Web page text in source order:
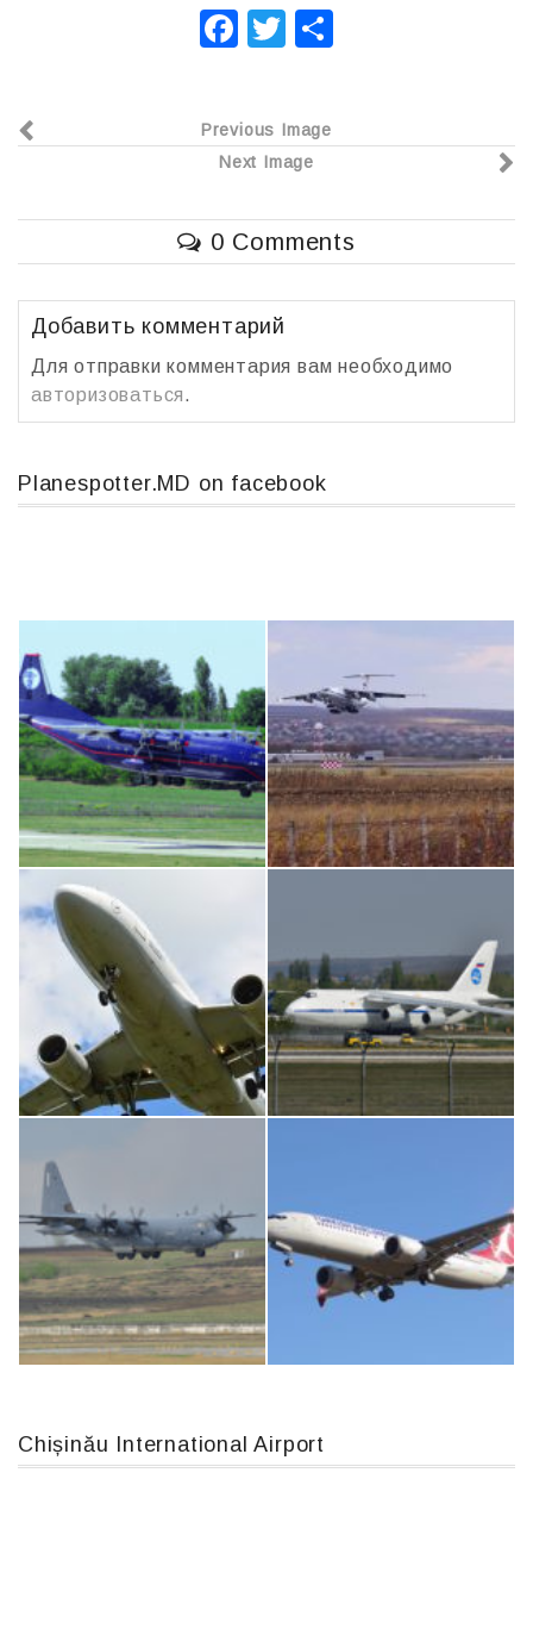
F
e
b
o
o
k
T
er р
в
и
т
Previous Image
Next Image
0 Comments
Добавить комментарий
Для отправки комментария вам необходимо
авторизоваться.
Planespotter.MD on facebook
An12, UR-CGV
Airbus A319-114 D-AILN, Lufthansa, Франкфурт-Кишинев, 24/06/18
Chișinău International Airport